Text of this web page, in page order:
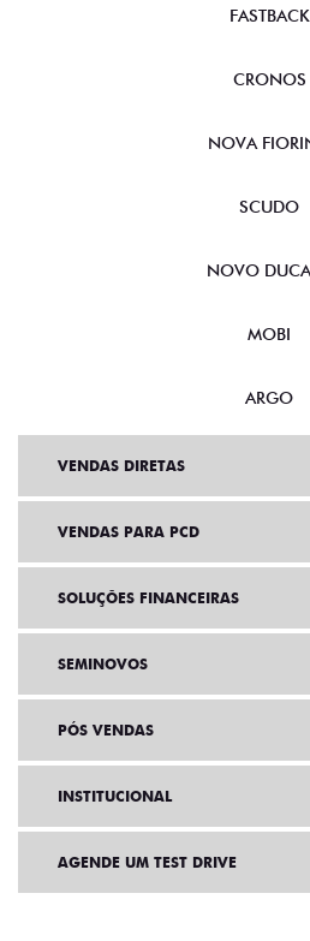
FASTBACK
CRONOS
NOVA
SCUDO
NOVO
MOBI
ARGO
VENDAS DIRETAS
VENDAS PARA PCD
SOLUÇÕES FINANCEIRAS
SEMINOVOS
PÓS VENDAS
INSTITUCIONAL
AGENDE UM TEST DRIVE